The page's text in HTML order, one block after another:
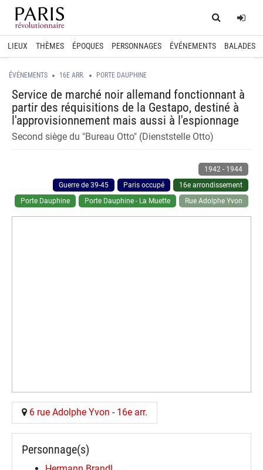
Home
LIEUX THÈMES ÉPOQUES PERSONNAGES ÉVÉNEMENTS BALADES
ÉVÉNEMENTS 16E ARR. PORTE DAUPHINE
Service de marché noir allemand fonctionnant à
partir des réquisitions de la Gestapo, destiné à
l'approvisionnement mais aussi à l'espionnage
Second siège du "Bureau Otto" (Dienststelle Otto)
1942 - 1944
Guerre de 39-45
Paris occupé
16e arrondissement
Porte Dauphine
Porte Dauphine - La Muette Rue Adolphe Yvon
6 rue Adolphe Yvon - 16e arr.
Personnage(s)